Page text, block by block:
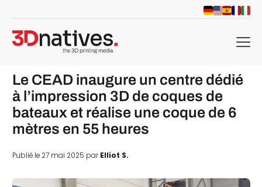
menu
Le CEAD inaugure un centre dédié
à l’impression 3D de coques de
bateaux et réalise une coque de 6
mètres en 55 heures
Publié le 27 mai 2025 parElliot S.